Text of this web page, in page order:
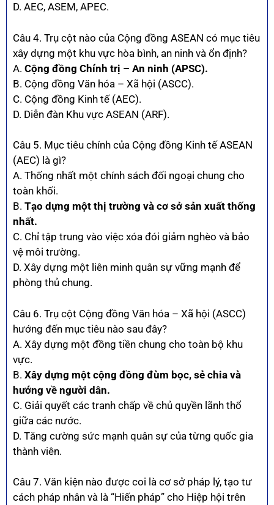
D. AEC, ASEM, APEC.
Câu 4. Trụ cột nào của Cộng đồng ASEAN có mục tiêu
xây dựng một khu vực hòa bình, an ninh và ổn định?
A. Cộng đồng Chính trị – An ninh (APSC).
B. Cộng đồng Văn hóa – Xã hội (ASCC).
C. Cộng đồng Kinh tế (AEC).
D. Diễn đàn Khu vực ASEAN (ARF).
Câu 5. Mục tiêu chính của Cộng đồng Kinh tế ASEAN
(AEC) là gì?
A. Thống nhất một chính sách đối ngoại chung cho
toàn khối.
B. Tạo dựng một thị trường và cơ sở sản xuất thống
nhất.
C. Chỉ tập trung vào việc xóa đói giảm nghèo và bảo
vệ môi trường.
D. Xây dựng một liên minh quân sự vững mạnh để
phòng thủ chung.
Câu 6. Trụ cột Cộng đồng Văn hóa – Xã hội (ASCC)
hướng đến mục tiêu nào sau đây?
A. Xây dựng một đồng tiền chung cho toàn bộ khu
vực.
B. Xây dựng một cộng đồng đùm bọc, sẻ chia và
hướng về người dân.
C. Giải quyết các tranh chấp về chủ quyền lãnh thổ
giữa các nước.
D. Tăng cường sức mạnh quân sự của từng quốc gia
thành viên.
Câu 7. Văn kiện nào được coi là cơ sở pháp lý, tạo tư
cách pháp nhân và là “Hiến pháp” cho Hiệp hội trên